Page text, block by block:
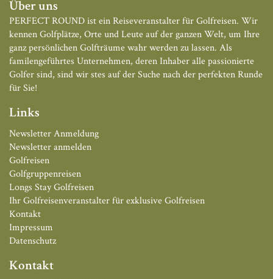
Über uns
PERFECT ROUND ist ein Reiseveranstalter für Golfreisen. Wir
kennen Golfplätze, Orte und Leute auf der ganzen Welt, um Ihre
ganz persönlichen Golfträume wahr werden zu lassen. Als
familengeführtes Unternehmen, deren Inhaber alle passionierte
Golfer sind, sind wir stes auf der Suche nach der perfekten Runde
für Sie!
Links
Newsletter Anmeldung
Newsletter anmelden
Golfreisen
Golfgruppenreisen
Longs Stay Golfreisen
Ihr Golfreisenveranstalter für exklusive Golfreisen
Kontakt
Impressum
Datenschutz
Kontakt